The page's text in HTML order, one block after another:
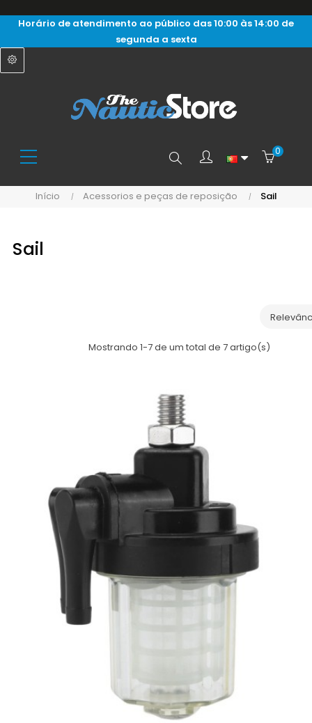
Horário de atendimento ao público das 10:00 às 14:00 de
segunda a sexta
Search 0
Início Acessorios e peças de reposição Sail
Sail
Mostrando 1-7 de um total de 7 artigo(s)